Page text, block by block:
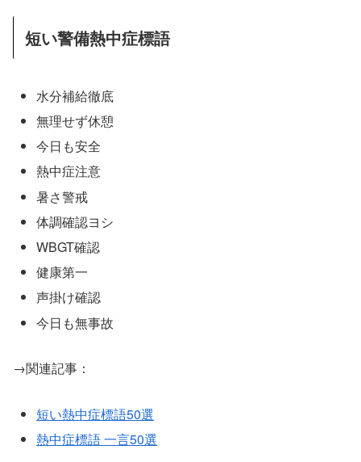
短い警備熱中症標語
水分補給徹底
無理せず休憩
今日も安全
熱中症注意
暑さ警戒
体調確認ヨシ
WBGT確認
健康第一
声掛け確認
今日も無事故
→関連記事：
短い熱中症標語50選
熱中症標語 一言50選